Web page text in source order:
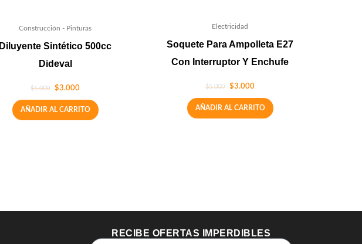
Construcción - Pinturas
Diluyente Sintético 500cc
Dideval
$5.000 $3.000
AÑADIR AL CARRITO
Electricidad
Soquete Para Ampolleta E27
Con Interruptor Y Enchufe
$5.000 $3.000
AÑADIR AL CARRITO
RECIBE OFERTAS IMPERDIBLES